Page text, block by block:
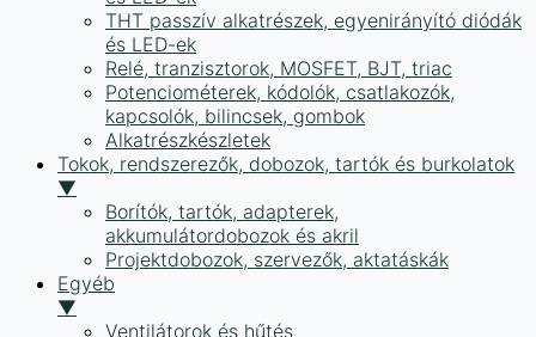
THT passzív alkatrészek, egyenirányító diódák
és LED-ek
Relé, tranzisztorok, MOSFET, BJT, triac
Potenciométerek, kódolók, csatlakozók,
kapcsolók, bilincsek, gombok
Alkatrészkészletek
Tokok, rendszerezők, dobozok, tartók és burkolatok
▼
Borítók, tartók, adapterek,
akkumulátordobozok és akril
Projektdobozok, szervezők, aktatáskák
Egyéb
▼
Ventilátorok és hűtés